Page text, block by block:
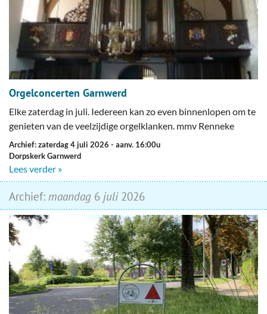
Orgelconcerten Garnwerd
Elke zaterdag in juli. Iedereen kan zo even binnenlopen om te
genieten van de veelzijdige orgelklanken. mmv Renneke
Archief: zaterdag 4 juli 2026 - aanv. 16:00u
Dorpskerk Garnwerd
Lees verder »
Archief: maandag 6 juli2026